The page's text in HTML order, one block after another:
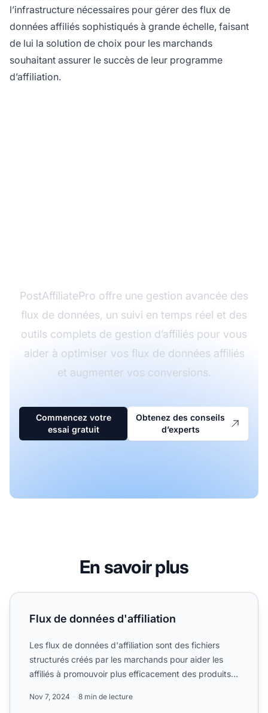
l’infrastructure nécessaires pour gérer des flux de
données affiliés sophistiqués à grande échelle, faisant
de lui la solution de choix pour les marchands
souhaitant assurer le succès de leur programme
d’affiliation.
PostAffiliatePro offre une gestion avancée des
flux de données, un suivi en temps réel et des
outils complets de gestion d’affiliés pour vous
aider à optimiser vos flux de données affiliés
et augmenter vos conversions.
Commencez votre
essai gratuit
Obtenez des conseils
d’experts
En savoir plus
Flux de données d'affiliation
Flux de données d'affiliation
Les flux de données d'affiliation sont des fichiers
structurés créés par les marchands pour aider les
affiliés à promouvoir plus efficacement des produits
Nov 7, 2024 8 min de lecture